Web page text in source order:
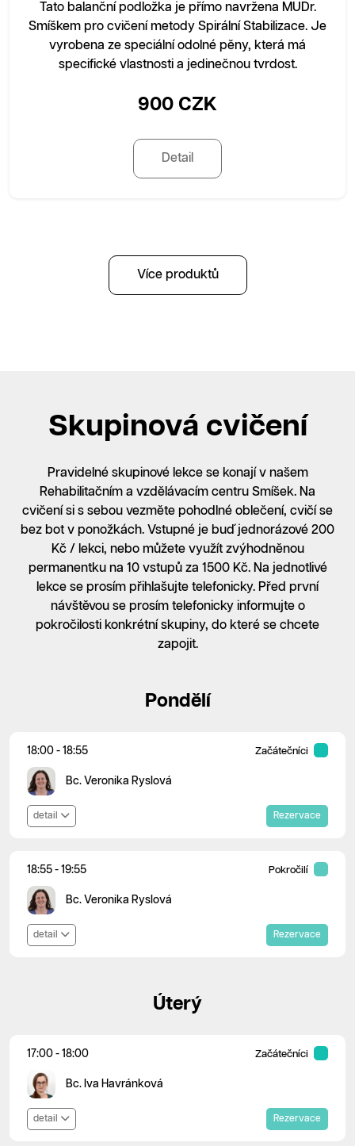
Tato balanční podložka je přímo navržena MUDr.
Smíškem pro cvičení metody Spirální Stabilizace. Je
vyrobena ze speciální odolné pěny, která má
specifické vlastnosti a jedinečnou tvrdost.
900 CZK
Detail
Více produktů
Skupinová cvičení
Pravidelné skupinové lekce se konají v našem
Rehabilitačním a vzdělávacím centru Smíšek. Na
cvičení si s sebou vezměte pohodlné oblečení, cvičí se
bez bot v ponožkách. Vstupné je buď jednorázové 200
Kč / lekci, nebo můžete využít zvýhodněnou
permanentku na 10 vstupů za 1500 Kč. Na jednotlivé
lekce se prosím přihlašujte telefonicky. Před první
návštěvou se prosím telefonicky informujte o
pokročilosti konkrétní skupiny, do které se chcete
zapojit.
Pondělí
18:00 - 18:55 Začátečníci
Bc. Veronika Ryslová
detail Rezervace
18:55 - 19:55 Pokročilí
Bc. Veronika Ryslová
detail Rezervace
Úterý
17:00 - 18:00 Začátečníci
Bc. Iva Havránková
detail Rezervace